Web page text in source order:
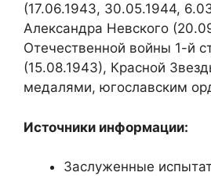
(17.06.1943, 30.05.1944,
Александра Невского
Отечественной войны 1-й
(15.08.1943), Красной
медалями, югославским
Источники информации:
Заслуженные